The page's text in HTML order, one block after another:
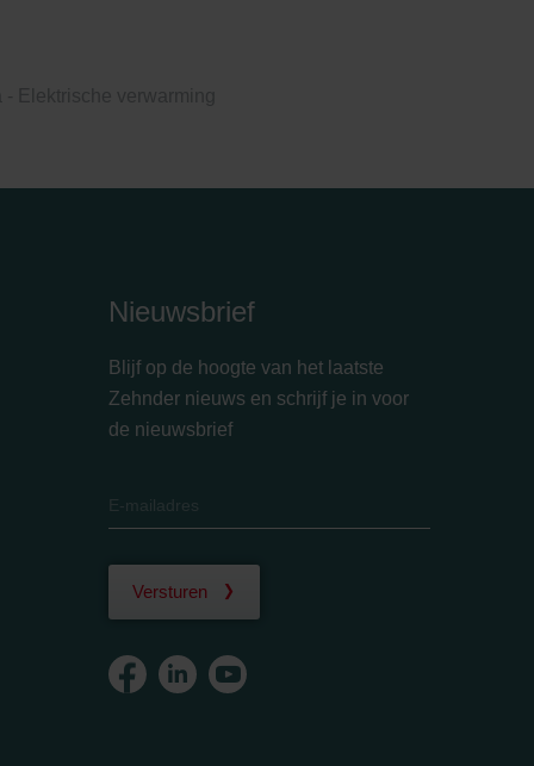
Nieuwsbrief
Blijf op de hoogte van het laatste
Zehnder nieuws en schrijf je in voor
de nieuwsbrief
Versturen